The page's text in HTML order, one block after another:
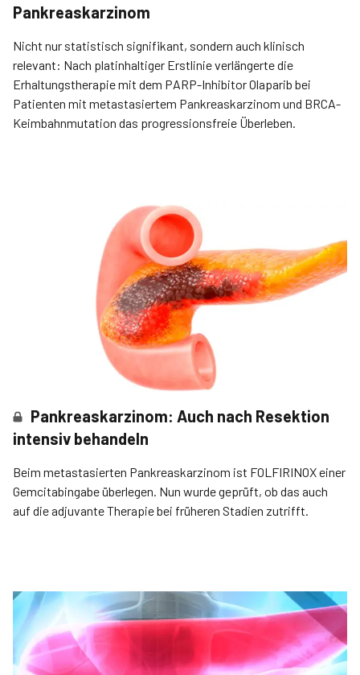
Pankreaskarzinom
Nicht nur statistisch signifikant, sondern auch klinisch
relevant: Nach platinhaltiger Erstlinie verlängerte die
Erhaltungstherapie mit dem PARP-Inhibitor Olaparib bei
Patienten mit metastasiertem Pankreaskarzinom und BRCA-
Keimbahnmutation das progressionsfreie Überleben.
Pankreaskarzinom: Auch nach Resektion
intensiv behandeln
Beim metastasierten Pankreaskarzinom ist FOLFIRINOX einer
Gemcitabingabe überlegen. Nun wurde geprüft, ob das auch
auf die adjuvante Therapie bei früheren Stadien zutrifft.